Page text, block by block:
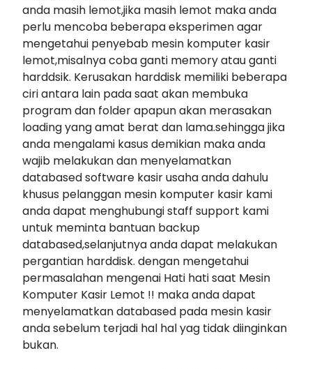
anda masih lemot,jika masih lemot maka anda
perlu mencoba beberapa eksperimen agar
mengetahui penyebab mesin komputer kasir
lemot,misalnya coba ganti memory atau ganti
harddsik. Kerusakan harddisk memiliki beberapa
ciri antara lain pada saat akan membuka
program dan folder apapun akan merasakan
loading yang amat berat dan lama.sehingga jika
anda mengalami kasus demikian maka anda
wajib melakukan dan menyelamatkan
databased software kasir usaha anda dahulu
khusus pelanggan mesin komputer kasir kami
anda dapat menghubungi staff support kami
untuk meminta bantuan backup
databased,selanjutnya anda dapat melakukan
pergantian harddisk. dengan mengetahui
permasalahan mengenai Hati hati saat Mesin
Komputer Kasir Lemot !! maka anda dapat
menyelamatkan databased pada mesin kasir
anda sebelum terjadi hal hal yag tidak diinginkan
bukan.